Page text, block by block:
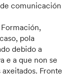
comunicación
pola
debido a
e a que non se
Fronte